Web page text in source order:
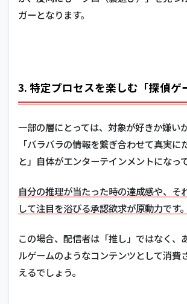
ガーとなります。
3. 特定プロセスを楽しむ「探偵ゲ
一部の層にとっては、対象が好きか嫌い
「バラバラの情報を繋ぎ合わせて真実に
と」自体がエンターテインメントになっ
自分の推理が当たった時の達成感や、そ
して注目を浴びる承認欲求が原動力です。
この場合、配信者は「推し」ではなく、
ルゲームのようなコンテンツとして消費
えるでしょう。